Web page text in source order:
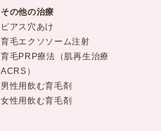
その他の治療
ピアス穴あけ
育毛エクソソーム注射
育毛PRP療法（肌再生治療
ACRS）
男性用飲む育毛剤
女性用飲む育毛剤